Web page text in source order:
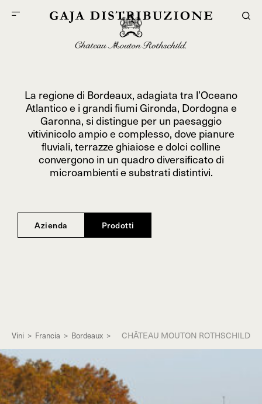
La regione di Bordeaux, adagiata tra l’Oceano
Atlantico e i grandi fiumi Gironda, Dordogna e
Garonna, si distingue per un paesaggio
vitivinicolo ampio e complesso, dove pianure
fluviali, terrazze ghiaiose e dolci colline
convergono in un quadro diversificato di
microambienti e substrati distintivi.
Azienda Prodotti
Vini > Francia > Bordeaux > CHÂTEAU MOUTON ROTHSCHILD